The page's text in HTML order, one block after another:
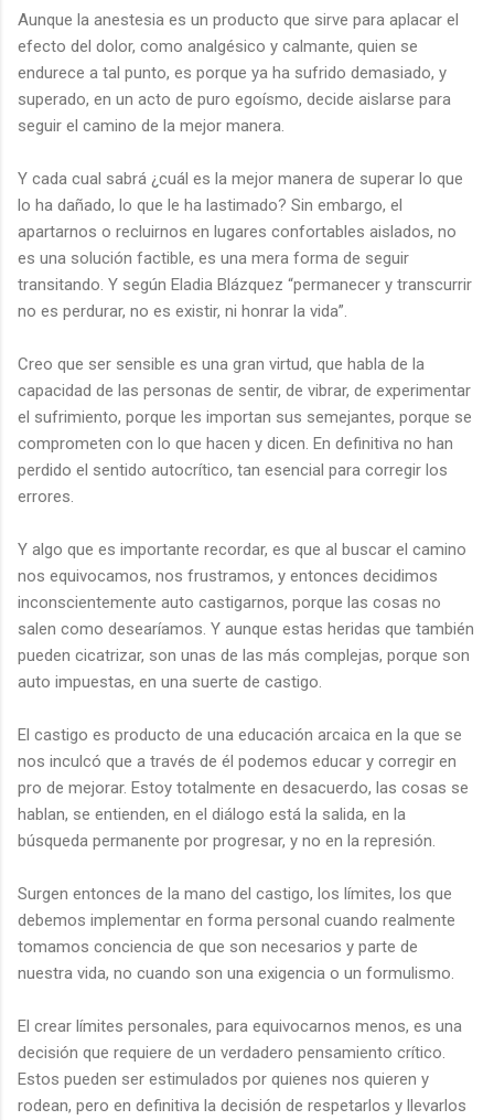
Aunque la anestesia es un producto que sirve para aplacar el
efecto del dolor, como analgésico y calmante, quien se
endurece a tal punto, es porque ya ha sufrido demasiado, y
superado, en un acto de puro egoísmo, decide aislarse para
seguir el camino de la mejor manera.
Y cada cual sabrá ¿cuál es la mejor manera de superar lo que
lo ha dañado, lo que le ha lastimado? Sin embargo, el
apartarnos o recluirnos en lugares confortables aislados, no
es una solución factible, es una mera forma de seguir
transitando. Y según Eladia Blázquez “permanecer y transcurrir
no es perdurar, no es existir, ni honrar la vida”.
Creo que ser sensible es una gran virtud, que habla de la
capacidad de las personas de sentir, de vibrar, de experimentar
el sufrimiento, porque les importan sus semejantes, porque se
comprometen con lo que hacen y dicen. En definitiva no han
perdido el sentido autocrítico, tan esencial para corregir los
errores.
Y algo que es importante recordar, es que al buscar el camino
nos equivocamos, nos frustramos, y entonces decidimos
inconscientemente auto castigarnos, porque las cosas no
salen como desearíamos. Y aunque estas heridas que también
pueden cicatrizar, son unas de las más complejas, porque son
auto impuestas, en una suerte de castigo.
El castigo es producto de una educación arcaica en la que se
nos inculcó que a través de él podemos educar y corregir en
pro de mejorar. Estoy totalmente en desacuerdo, las cosas se
hablan, se entienden, en el diálogo está la salida, en la
búsqueda permanente por progresar, y no en la represión.
Surgen entonces de la mano del castigo, los límites, los que
debemos implementar en forma personal cuando realmente
tomamos conciencia de que son necesarios y parte de
nuestra vida, no cuando son una exigencia o un formulismo.
El crear límites personales, para equivocarnos menos, es una
decisión que requiere de un verdadero pensamiento crítico.
Estos pueden ser estimulados por quienes nos quieren y
rodean, pero en definitiva la decisión de respetarlos y llevarlos